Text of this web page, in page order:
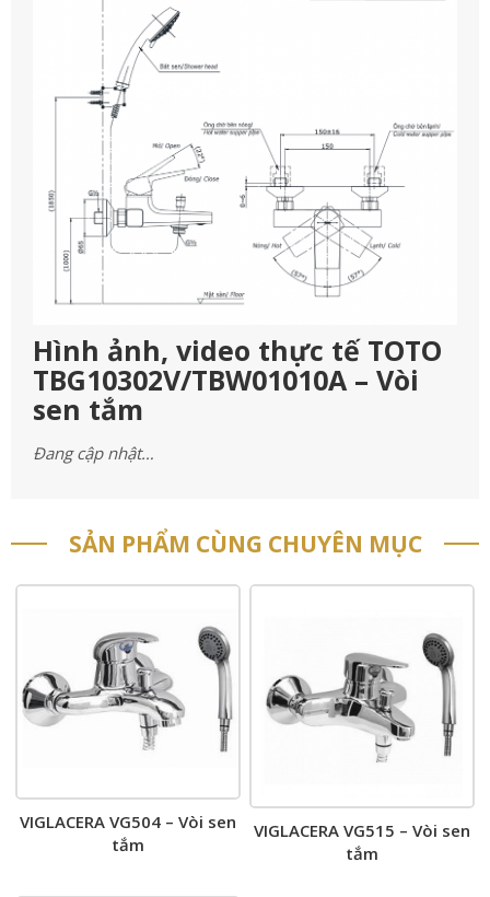
Hình ảnh, video thực tế TOTO
TBG10302V/TBW01010A – Vòi
sen tắm
Đang cập nhật…
SẢN PHẨM CÙNG CHUYÊN MỤC
VIGLACERA VG504 – Vòi sen
tắm
VIGLACERA VG515 – Vòi sen
tắm